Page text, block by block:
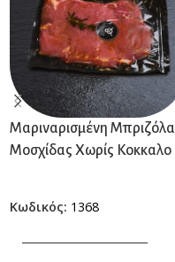
Μαριναρισμένη Μπριζόλα
Μοσχίδας Χωρίς Κοκκαλο (
Κωδικός: 1368